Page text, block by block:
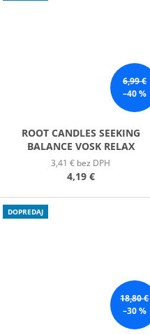
6,99 €
–40 %
ROOT CANDLES SEEKING
BALANCE VOSK RELAX
3,41 € bez DPH
4,19 €
18,80 €
–30 %
DOPREDAJ